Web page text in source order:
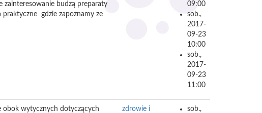
zainteresowanie budzą preparaty
gdzie zapoznamy ze
09:00
sob.,
2017-
09-23
10:00
sob.,
2017-
09-23
11:00
obok wytycznych dotyczących
zdrowie i
sob.,